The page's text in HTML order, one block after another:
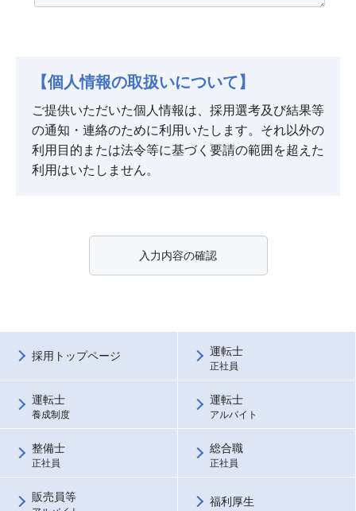
【個人情報の取扱いについて】
ご提供いただいた個人情報は、採用選考及び結果等
の通知・連絡のために利用いたします。それ以外の
利用目的または法令等に基づく要請の範囲を超えた
利用はいたしません。
入力内容の確認
採用トップページ 運転士
正社員
運転士
養成制度
運転士
アルバイト
整備士
正社員
総合職
正社員
販売員等 福利厚生